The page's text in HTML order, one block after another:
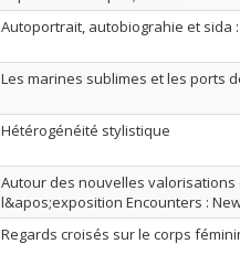
Autoportrait, autobiograhie et sida
Les marines sublimes et les ports
Hétérogénéité stylistique
Autour des nouvelles
l&apos;exposition Encounters :
Regards croisés sur le corps